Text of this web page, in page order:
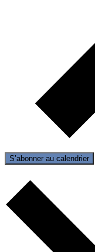
S’abonner au calendrier